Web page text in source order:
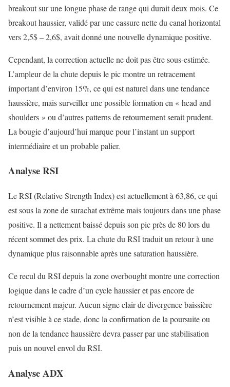
breakout sur une longue phase de range qui durait deux mois. Ce
breakout haussier, validé par une cassure nette du canal horizontal
vers 2,5$ – 2,6$, avait donné une nouvelle dynamique positive.
Cependant, la correction actuelle ne doit pas être sous-estimée.
L’ampleur de la chute depuis le pic montre un retracement
important d’environ 15%, ce qui est naturel dans une tendance
haussière, mais surveiller une possible formation en « head and
shoulders » ou d’autres patterns de retournement serait prudent.
La bougie d’aujourd’hui marque pour l’instant un support
intermédiaire et un probable palier.
Analyse RSI
Le RSI (Relative Strength Index) est actuellement à 63,86, ce qui
est sous la zone de surachat extrême mais toujours dans une phase
positive. Il a nettement baissé depuis son pic près de 80 lors du
récent sommet des prix. La chute du RSI traduit un retour à une
dynamique plus raisonnable après une saturation haussière.
Ce recul du RSI depuis la zone overbought montre une correction
logique dans le cadre d’un cycle haussier et pas encore de
retournement majeur. Aucun signe clair de divergence baissière
n’est visible à ce stade, donc la confirmation de la poursuite ou
non de la tendance haussière devra passer par une stabilisation
puis un nouvel envol du RSI.
Analyse ADX